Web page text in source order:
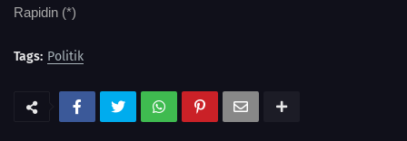
Rapidin (*)
Tags: Politik